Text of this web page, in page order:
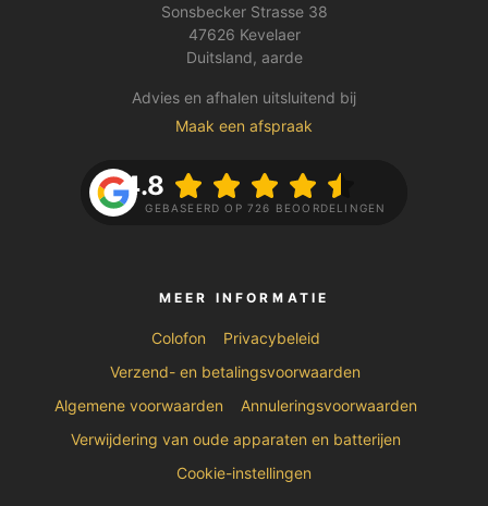
Sonsbecker Strasse 38
47626 Kevelaer
Duitsland, aarde
Advies en afhalen uitsluitend bij
Maak een afspraak
4.8
GEBASEERD OP 726 BEOORDELINGEN
MEER INFORMATIE
Colofon
Privacybeleid
Verzend- en betalingsvoorwaarden
Algemene voorwaarden
Annuleringsvoorwaarden
Verwijdering van oude apparaten en batterijen
Cookie-instellingen